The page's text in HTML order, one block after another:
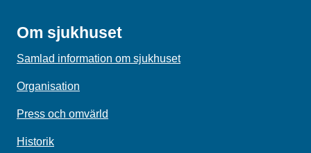
Om sjukhuset
Samlad information om sjukhuset
Organisation
Press och omvärld
Historik